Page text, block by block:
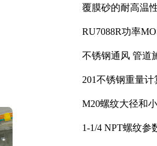
覆膜砂的耐高温
RU7088R功率
不锈钢通风 管道
201不锈钢重量
M20螺纹大径和
1-1/4 NPT螺纹参